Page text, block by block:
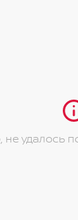
удалось